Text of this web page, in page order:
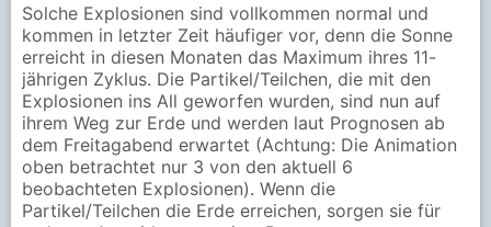
Solche Explosionen sind vollkommen normal und
kommen in letzter Zeit häufiger vor, denn die Sonne
erreicht in diesen Monaten das Maximum ihres 11-
jährigen Zyklus. Die Partikel/Teilchen, die mit den
Explosionen ins All geworfen wurden, sind nun auf
ihrem Weg zur Erde und werden laut Prognosen ab
dem Freitagabend erwartet (Achtung: Die Animation
oben betrachtet nur 3 von den aktuell 6
beobachteten Explosionen). Wenn die
Partikel/Teilchen die Erde erreichen, sorgen sie für